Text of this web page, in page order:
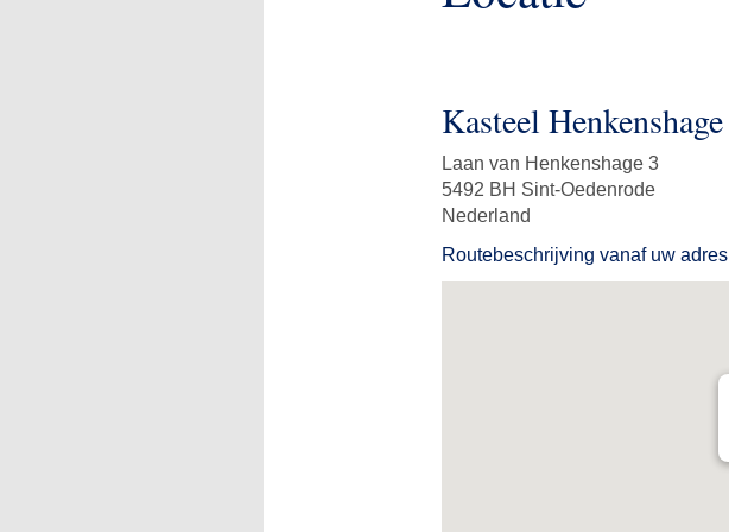
Kasteel Henkenshage
Laan van Henkenshage 3
5492 BH Sint-Oedenrode
Nederland
Routebeschrijving vanaf uw adres